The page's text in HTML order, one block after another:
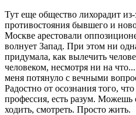
Тут еще общество лихорадит
противостояния бывшего и
Москве арестовали
волнует Запад. При этом ни
придумала, как вылечить
человеком, несмотря ни на
меня потянуло с вечными
Радостно от осознания того,
профессия, есть разум. Можешь
ходить, смотреть. Просто жить.